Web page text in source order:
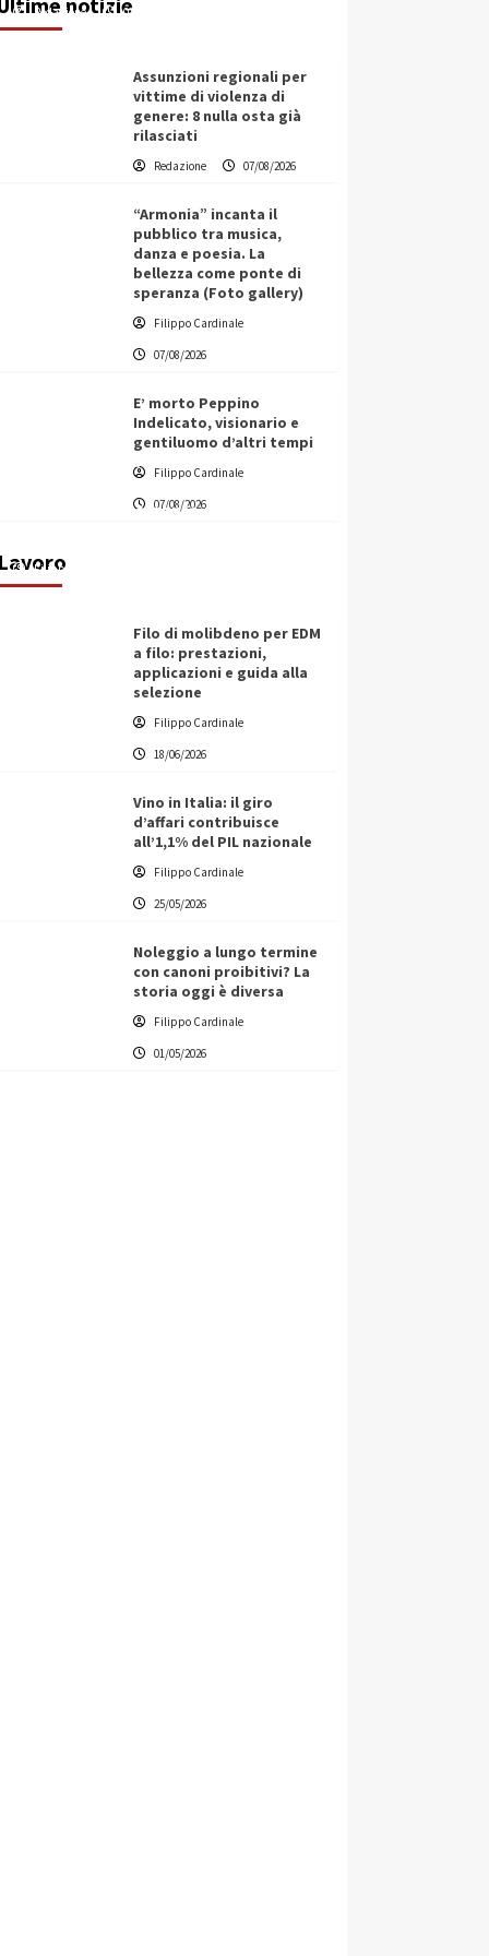
Redazione 07/08/2026
Assunzioni regionali per
vittime di violenza di
genere: 8 nulla osta già
rilasciati
Redazione 07/08/2026
“Armonia” incanta il
pubblico tra musica,
danza e poesia. La
bellezza come ponte di
speranza (Foto gallery)
Filippo Cardinale
07/08/2026
E’ morto Peppino
Indelicato, visionario e
gentiluomo d’altri tempi
Filippo Cardinale
07/08/2026
Lavoro
L’ingegnere saccense Buscarnera
partner chiave di un progetto
transnazionale per la transizione
Filippo Cardinale
Filo di molibdeno per EDM
a filo: prestazioni,
applicazioni e guida alla
selezione
Filippo Cardinale
18/06/2026
Vino in Italia: il giro
d’affari contribuisce
all’1,1% del PIL nazionale
Filippo Cardinale
25/05/2026
Noleggio a lungo termine
con canoni proibitivi? La
storia oggi è diversa
Filippo Cardinale
01/05/2026